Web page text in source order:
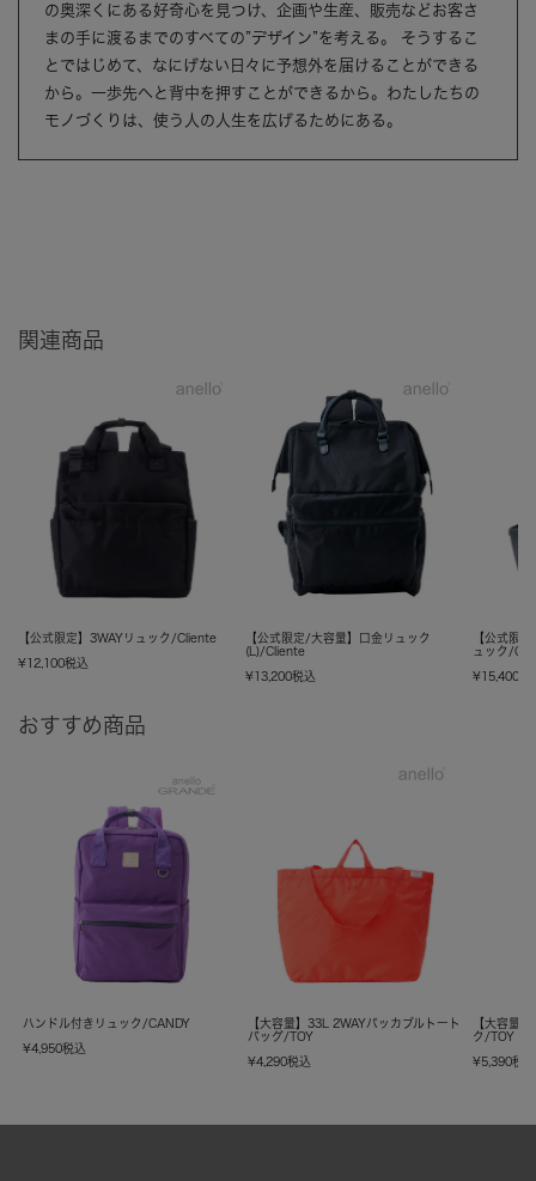
の奥深くにある好奇心を見つけ、企画や生産、販売などお客さ
まの手に渡るまでのすべての”デザイン”を考える。 そうするこ
とではじめて、なにげない日々に予想外を届けることができる
から。一歩先へと背中を押すことができるから。わたしたちの
モノづくりは、使う人の人生を広げるためにある。
関連商品
【公式限定】3WAYリュック/Cliente
¥12,100税込
【公式限定/大容量】口金リュック
(L)/Cliente
¥13,200税込
【公式限
ュック/
¥15,400
おすすめ商品
ハンドル付きリュック/CANDY
¥4,950税込
【大容量】33L 2WAYパッカブルトート
バッグ/TOY
¥4,290税込
【大容量
ク/TOY
¥5,390税込